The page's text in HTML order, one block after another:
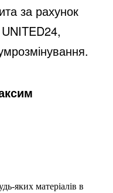
за рахунок
яких матеріалів в